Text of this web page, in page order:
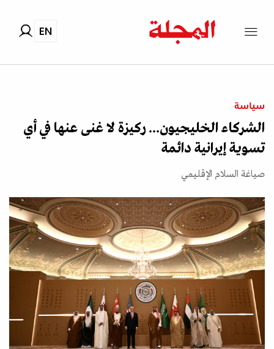
EN
سياسة
الشركاء الخليجيون... ركيزة لا غنى عنها في أي
تسوية إيرانية دائمة
صياغة السلام الإقليمي